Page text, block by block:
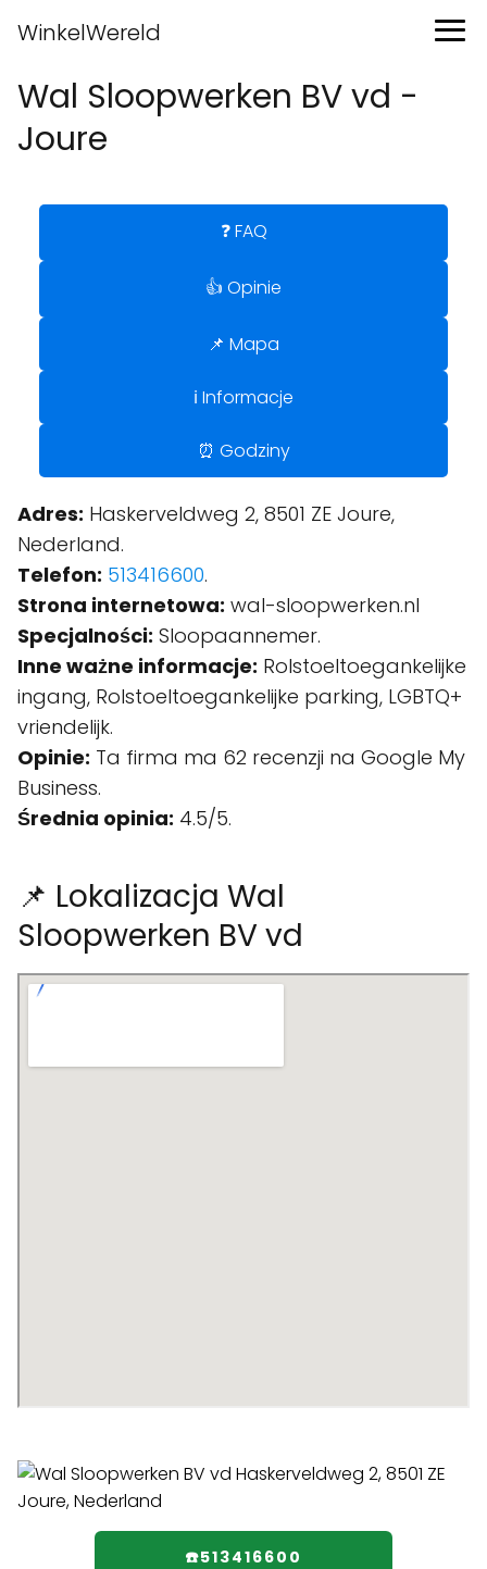
WinkelWereld
Wal Sloopwerken BV vd -
Joure
❓ FAQ
👍 Opinie
📌 Mapa
ℹ️ Informacje
⏰ Godziny
Adres: Haskerveldweg 2, 8501 ZE Joure,
Nederland.
Telefon: 513416600.
Strona internetowa: wal-sloopwerken.nl
Specjalności: Sloopaannemer.
Inne ważne informacje: Rolstoeltoegankelijke
ingang, Rolstoeltoegankelijke parking, LGBTQ+
vriendelijk.
Opinie: Ta firma ma 62 recenzji na Google My
Business.
Średnia opinia: 4.5/5.
📌 Lokalizacja Wal
Sloopwerken BV vd
☎️513416600